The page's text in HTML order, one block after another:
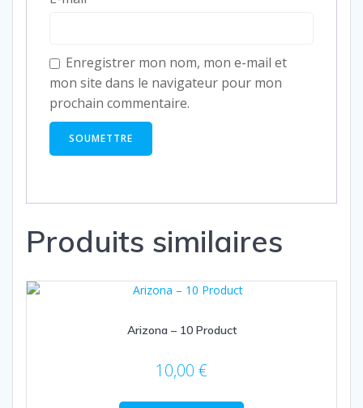
Enregistrer mon nom, mon e-mail et
mon site dans le navigateur pour mon
prochain commentaire.
Produits similaires
Arizona – 10 Product
10,00 €